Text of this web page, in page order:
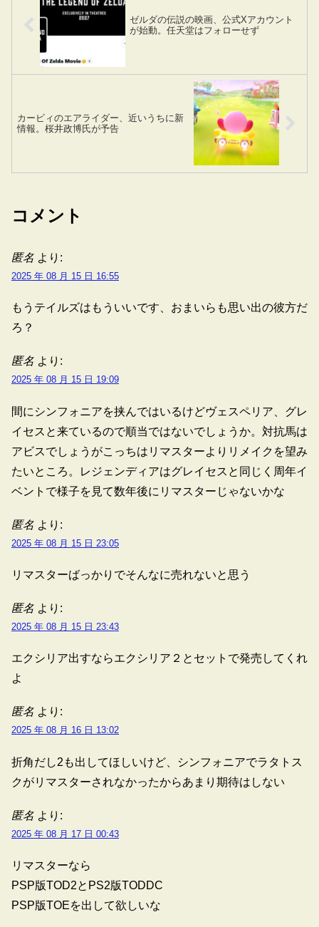
ゼルダの伝説の映画、公式Xアカウント
が始動。任天堂はフォローせず
カービィのエアライダー、近いうちに新
情報。桜井政博氏が予告
コメント
匿名 より:
2025 年 08 月 15 日 16:55
もうテイルズはもういいです、おまいらも思い出の彼方だ
ろ？
匿名 より:
2025 年 08 月 15 日 19:09
間にシンフォニアを挟んではいるけどヴェスペリア、グレ
イセスと来ているので順当ではないでしょうか。対抗馬は
アビスでしょうがこっちはリマスターよりリメイクを望み
たいところ。レジェンディアはグレイセスと同じく周年イ
ベントで様子を見て数年後にリマスターじゃないかな
匿名 より:
2025 年 08 月 15 日 23:05
リマスターばっかりでそんなに売れないと思う
匿名 より:
2025 年 08 月 15 日 23:43
エクシリア出すならエクシリア２とセットで発売してくれ
よ
匿名 より:
2025 年 08 月 16 日 13:02
折角だし2も出してほしいけど、シンフォニアでラタトス
クがリマスターされなかったからあまり期待はしない
匿名 より:
2025 年 08 月 17 日 00:43
リマスターなら
PSP版TOD2とPS2版TODDC
PSP版TOEを出して欲しいな